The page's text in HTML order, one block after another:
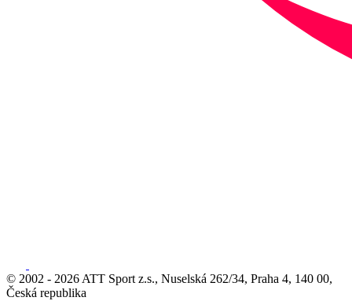
© 2002 - 2026 ATT Sport z.s., Nuselská 262/34, Praha 4, 140 00,
Česká republika